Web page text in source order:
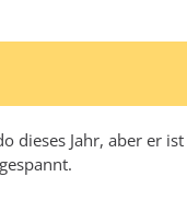
dieses Jahr, aber er